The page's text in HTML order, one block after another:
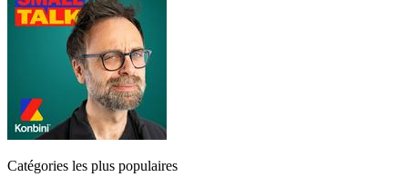
Catégories les plus populaires